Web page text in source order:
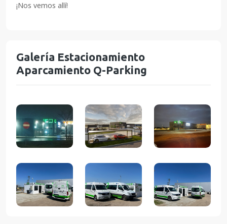
¡Nos vemos allí!
Galería Estacionamiento
Aparcamiento Q-Parking